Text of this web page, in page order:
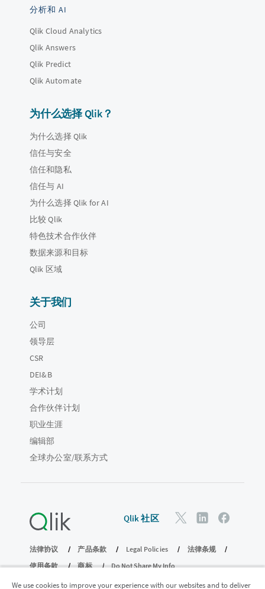
分析和 AI
Qlik Cloud Analytics
Qlik Answers
Qlik Predict
Qlik Automate
为什么选择 Qlik？
为什么选择 Qlik
信任与安全
信任和隐私
信任与 AI
为什么选择 Qlik for AI
比较 Qlik
特色技术合作伙伴
数据来源和目标
Qlik 区域
关于我们
公司
领导层
CSR
DEI&B
学术计划
合作伙伴计划
职业生涯
编辑部
全球办公室/联系方式
Qlik 社区
法律协议 产品条款 Legal Policies
法律条规
使用条款
商标
Do Not Share My Info
版权所有 © 1993-2026 QlikTech International AB。保留所有权利。
We use cookies to improve your experience with our websites and to deliver